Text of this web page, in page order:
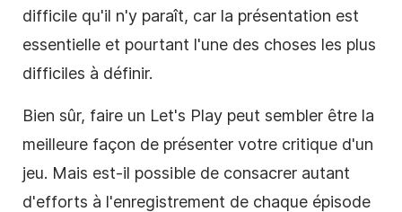
difficile qu'il n'y paraît, car la présentation est
essentielle et pourtant l'une des choses les plus
difficiles à définir.
Bien sûr, faire un Let's Play peut sembler être la
meilleure façon de présenter votre critique d'un
jeu. Mais est-il possible de consacrer autant
d'efforts à l'enregistrement de chaque épisode